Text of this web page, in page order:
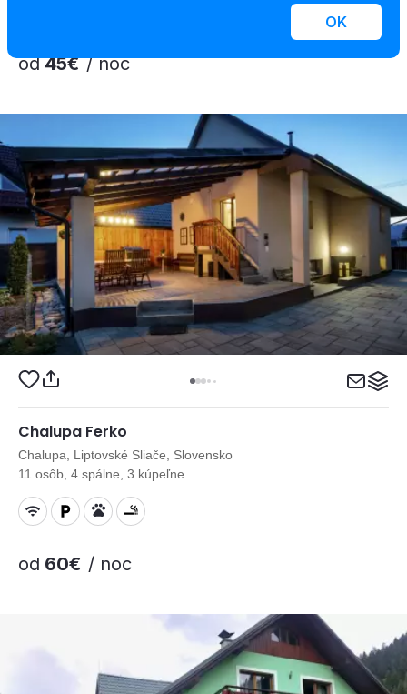
od45€ / noc
Chalupa Ferko
Chalupa, Liptovské Sliače, Slovensko
11 osôb, 4 spálne, 3 kúpeľne
od 60€ / noc
OK